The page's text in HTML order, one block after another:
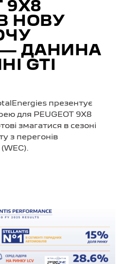
9X8
НОВУ
ДАНИНА
GTI
презентує
для PEUGEOT 9X8
змагатися в сезоні
з перегонів